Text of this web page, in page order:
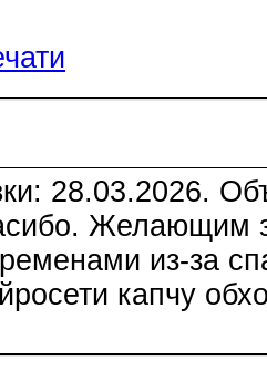
28.03.2026.
Желающим
из-за
капчу